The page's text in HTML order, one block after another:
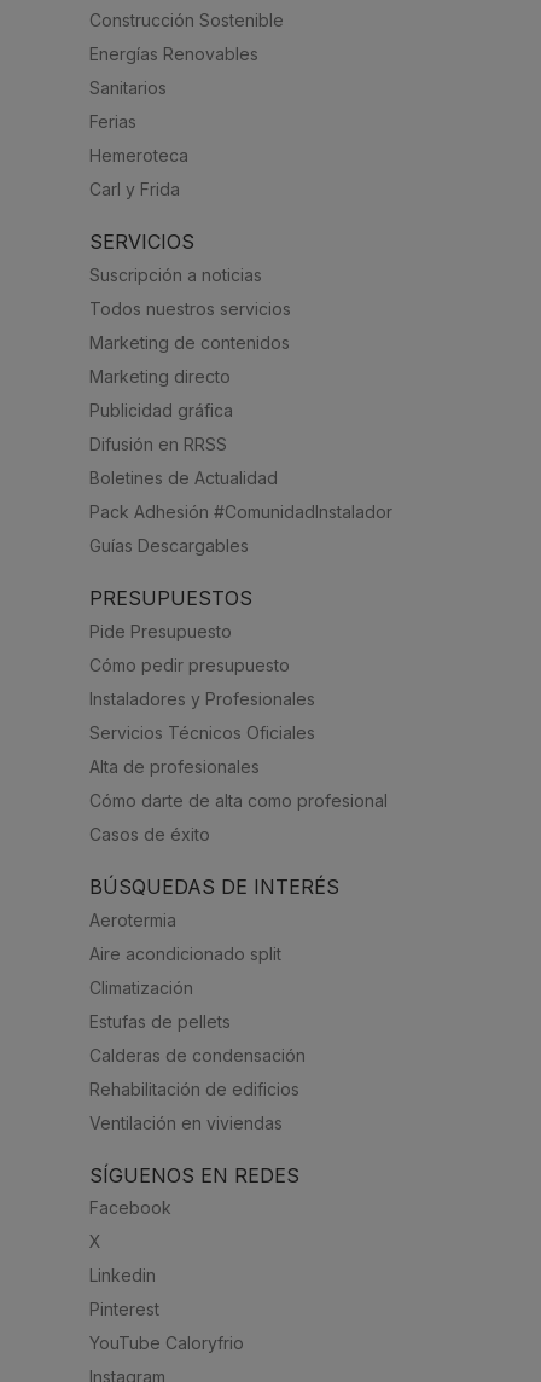
Construcción Sostenible
Energías Renovables
Sanitarios
Ferias
Hemeroteca
Carl y Frida
SERVICIOS
Suscripción a noticias
Todos nuestros servicios
Marketing de contenidos
Marketing directo
Publicidad gráfica
Difusión en RRSS
Boletines de Actualidad
Pack Adhesión #ComunidadInstalador
Guías Descargables
PRESUPUESTOS
Pide Presupuesto
Cómo pedir presupuesto
Instaladores y Profesionales
Servicios Técnicos Oficiales
Alta de profesionales
Cómo darte de alta como profesional
Casos de éxito
BÚSQUEDAS DE INTERÉS
Aerotermia
Aire acondicionado split
Climatización
Estufas de pellets
Calderas de condensación
Rehabilitación de edificios
Ventilación en viviendas
SÍGUENOS EN REDES
Facebook
X
Linkedin
Pinterest
YouTube Caloryfrio
Instagram